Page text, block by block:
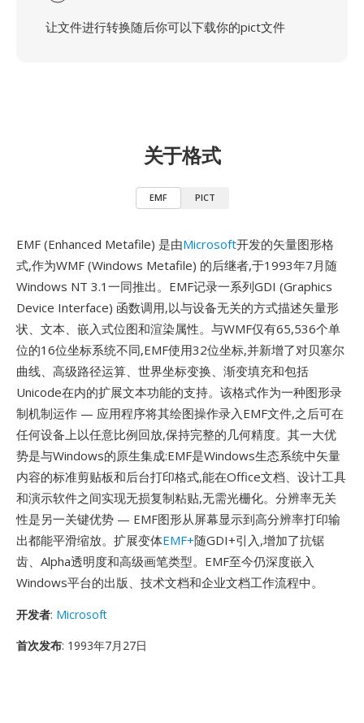
让文件进行转换随后你可以下载你的pict文件
关于格式
EMF PICT
EMF (Enhanced Metafile) 是由Microsoft开发的矢量图形格
式,作为WMF (Windows Metafile) 的后继者,于1993年7月随
Windows NT 3.1一同推出。EMF记录一系列GDI (Graphics
Device Interface) 函数调用,以与设备无关的方式描述矢量形
状、文本、嵌入式位图和渲染属性。与WMF仅有65,536个单
位的16位坐标系统不同,EMF使用32位坐标,并新增了对贝塞尔
曲线、高级路径运算、世界坐标变换、渐变填充和包括
Unicode在内的扩展文本功能的支持。该格式作为一种图形录
制机制运作 — 应用程序将其绘图操作录入EMF文件,之后可在
任何设备上以任意比例回放,保持完整的几何精度。其一大优
势是与Windows的原生集成:EMF是Windows生态系统中矢量
内容的标准剪贴板和后台打印格式,能在Office文档、设计工具
和演示软件之间实现无损复制粘贴,无需光栅化。分辨率无关
性是另一关键优势 — EMF图形从屏幕显示到高分辨率打印输
出都能平滑缩放。扩展变体EMF+随GDI+引入,增加了抗锯
齿、Alpha透明度和高级画笔类型。EMF至今仍深度嵌入
Windows平台的出版、技术文档和企业文档工作流程中。
开发者: Microsoft
首次发布: 1993年7月27日